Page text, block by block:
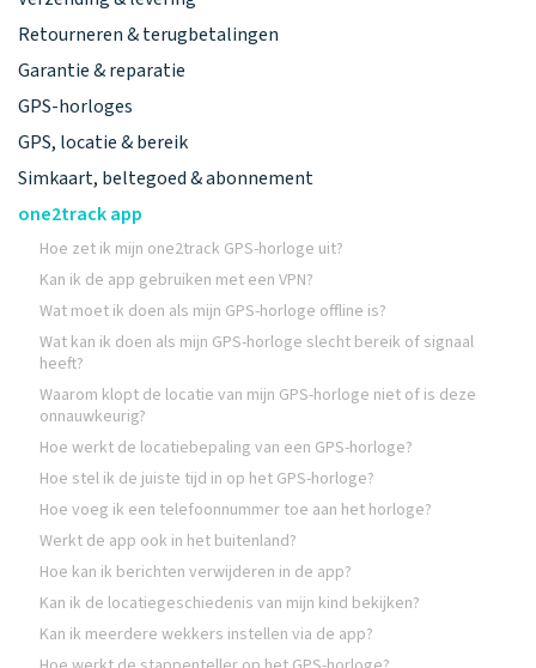
Retourneren & terugbetalingen
Garantie & reparatie
GPS-horloges
GPS, locatie & bereik
Simkaart, beltegoed & abonnement
one2track app
Hoe zet ik mijn one2track GPS-horloge uit?
Kan ik de app gebruiken met een VPN?
Wat moet ik doen als mijn GPS-horloge offline is?
Wat kan ik doen als mijn GPS-horloge slecht bereik of signaal
heeft?
Waarom klopt de locatie van mijn GPS-horloge niet of is deze
onnauwkeurig?
Hoe werkt de locatiebepaling van een GPS-horloge?
Hoe stel ik de juiste tijd in op het GPS-horloge?
Hoe voeg ik een telefoonnummer toe aan het horloge?
Werkt de app ook in het buitenland?
Hoe kan ik berichten verwijderen in de app?
Kan ik de locatiegeschiedenis van mijn kind bekijken?
Kan ik meerdere wekkers instellen via de app?